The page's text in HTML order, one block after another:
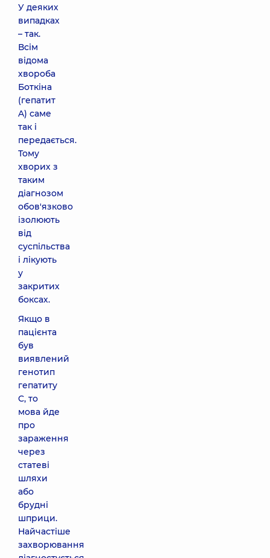
У деяких
випадках
– так.
Всім
відома
хвороба
Боткіна
(гепатит
A) саме
так і
передається.
Тому
хворих з
таким
діагнозом
обов'язково
ізолюють
від
суспільства
і лікують
у
закритих
боксах.
Якщо в
пацієнта
був
виявлений
генотип
гепатиту
C, то
мова йде
про
зараження
через
статеві
шляхи
або
брудні
шприци.
Найчастіше
захворювання